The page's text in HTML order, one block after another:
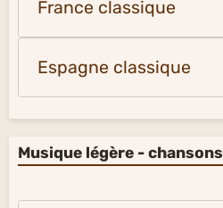
France classique
Espagne classique
Musique légère - chansons